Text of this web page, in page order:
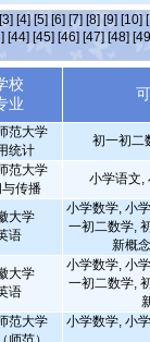
[3] [4] [5] [6] [7] [8] [9] [10]
[44] [45] [46] [47] [48]
校
业
范大学
统计
初一初二
范大学
传播
小学语文,
大学
语
小学数学, 小
一初二数学,
新概
大学
语
小学数学, 小
一初二数学,
范大学
小学数学, 小